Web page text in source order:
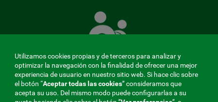
Mutua
que
ti
MENÚ
Utilizamos cookies propias y de terceros para analizar y
optimizar la navegación con la finalidad de ofrecer una mejor
experiencia de usuario en nuestro sitio web. Si hace clic sobre
el botón “Aceptar todas las cookies” consideramos que
acepta su uso. Del mismo modo puede configurarlas a su